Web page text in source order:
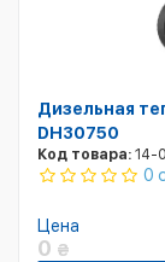
Дизельная
DH30750
Код товара: 14-
0
Цена
0 ₴